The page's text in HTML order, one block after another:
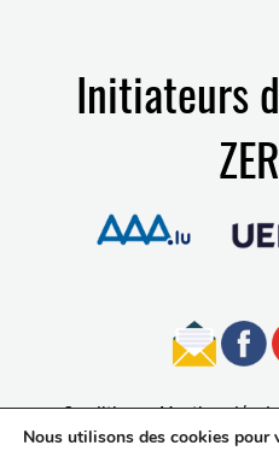
Initiateurs
Conditions Mentions
Nous utilisons des cookies